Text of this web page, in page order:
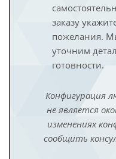
заказу
пожелания.
уточним
готовности.
Конфигурация
не является
изменениях
сообщить